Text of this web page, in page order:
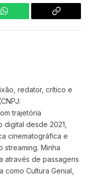
WhatsApp
Copy
redator, crítico e
trajetória
desde 2021,
cinematográfica e
streaming. Minha
através de passagens
Cultura Genial,